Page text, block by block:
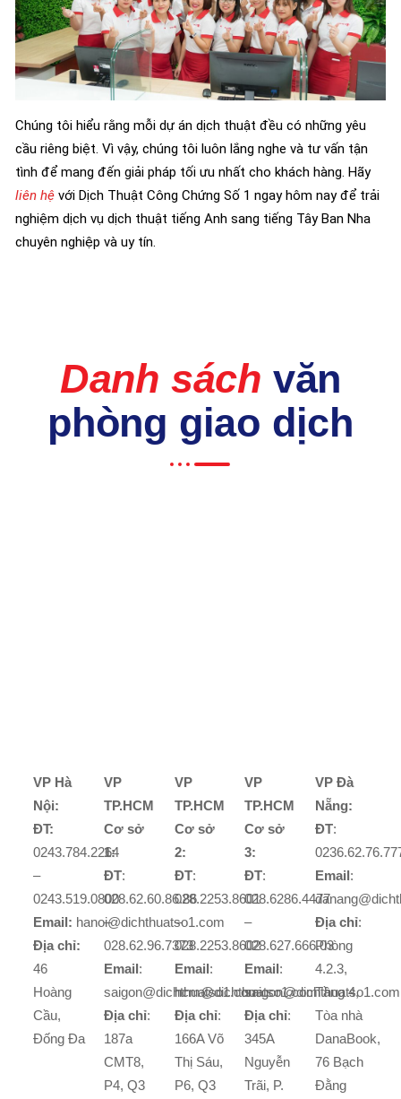
Chúng tôi hiểu rằng mỗi dự án dịch thuật đều có những yêu
cầu riêng biệt. Vì vậy, chúng tôi luôn lắng nghe và tư vấn tận
tình để mang đến giải pháp tối ưu nhất cho khách hàng. Hãy
liên hệ với Dịch Thuật Công Chứng Số 1 ngay hôm nay để trải
nghiệm dịch vụ dịch thuật tiếng Anh sang tiếng Tây Ban Nha
chuyên nghiệp và uy tín.
Danh sách văn
phòng giao dịch
VP Hà
Nội:
ĐT:
0243.784.2264
–
0243.519.0800
Email: hanoi@dichthuatso1.com
Địa chỉ:
46
Hoàng
Cầu,
Đống Đa
VP
TP.HCM
Cơ sở
1:
ĐT:
028.62.60.86.86
–
028.62.96.7373
Email:
saigon@dichthuatso1.com
Địa chỉ:
187a
CMT8,
P4, Q3
VP
TP.HCM
Cơ sở
2:
ĐT:
028.2253.8601
–
028.2253.8602
Email:
hcm@dichthuatso1.com
Địa chỉ:
166A Võ
Thị Sáu,
P6, Q3
VP
TP.HCM
Cơ sở
3:
ĐT:
028.6286.4477
–
028.627.666.03
Email:
saigon@dichthuatso1.com
Địa chỉ:
345A
Nguyễn
Trãi, P.
VP Đà
Nẵng:
ĐT:
Email:
Địa chỉ:
Phòng
4.2.3,
Tầng 4,
Tòa nhà
DanaBook,
76 Bạch
Đằng